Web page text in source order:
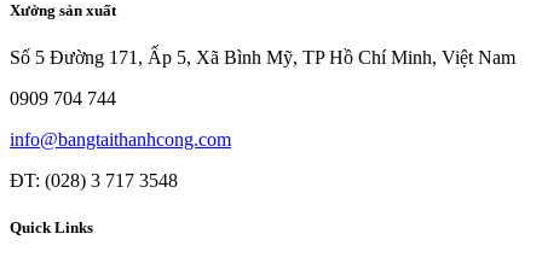
Xưởng sản xuất
Số 5 Đường 171, Ấp 5, Xã Bình Mỹ, TP Hồ Chí Minh, Việt Nam
0909 704 744
info@bangtaithanhcong.com
ĐT: (028) 3 717 3548
Quick Links